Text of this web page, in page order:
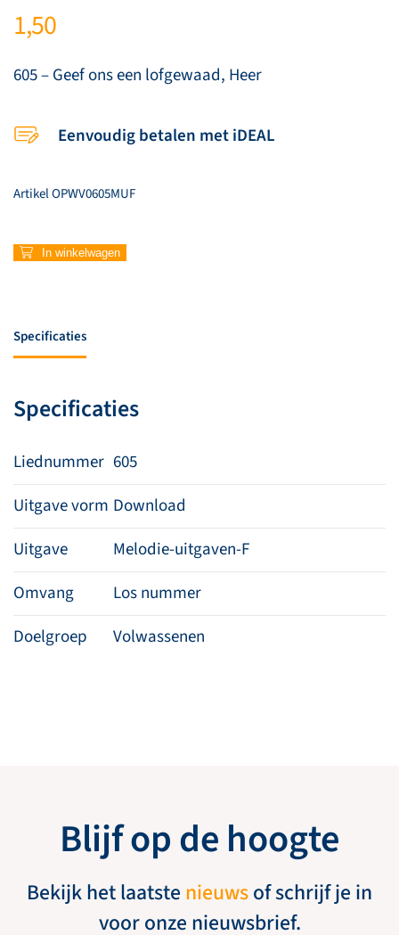
1,50
605 – Geef ons een lofgewaad, Heer
Eenvoudig betalen met iDEAL
ArtikelOPWV0605MUF
605
lofgewaad,
In winkelwagen
Specificaties
Specificaties
Liednummer 605
Uitgave vorm Download
Uitgave
Melodie-uitgaven-F
Omvang
Los nummer
Doelgroep
Volwassenen
Blijf op de hoogte
Bekijk het laatste nieuwsof schrijf je in
voor onze nieuwsbrief.